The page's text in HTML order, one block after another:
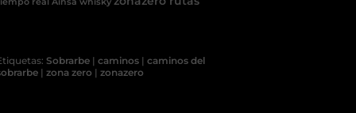
real Ainsa whisky
Sobrarbe| caminos| caminos del
| zona zero | zonazero